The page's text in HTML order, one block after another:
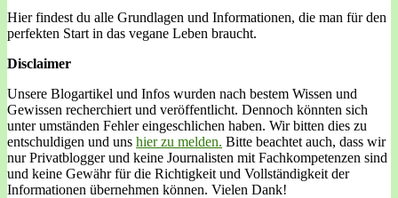
Hier findest du alle Grundlagen und Informationen, die man für den
perfekten Start in das vegane Leben braucht.
Disclaimer
Unsere Blogartikel und Infos wurden nach bestem Wissen und
Gewissen recherchiert und veröffentlicht. Dennoch könnten sich
unter umständen Fehler eingeschlichen haben. Wir bitten dies zu
entschuldigen und uns hier zu melden. Bitte beachtet auch, dass wir
nur Privatblogger und keine Journalisten mit Fachkompetenzen sind
und keine Gewähr für die Richtigkeit und Vollständigkeit der
Informationen übernehmen können. Vielen Dank!